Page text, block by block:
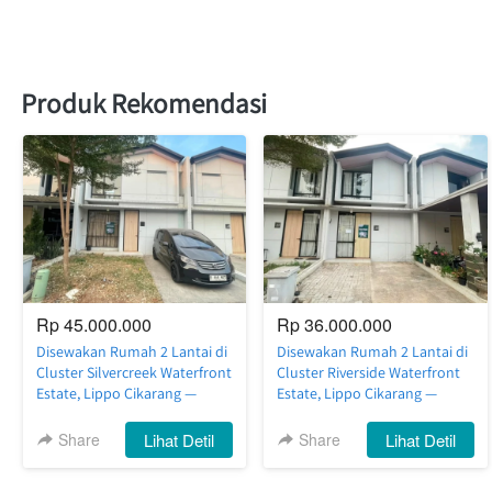
Produk Rekomendasi
Rp 45.000.000
Disewakan Rumah 2 Lantai di
Cluster Silvercreek Waterfront
Estate, Lippo Cikarang —
Share `Lihat Detil
Rp 36.000.000
Disewakan Rumah 2 Lantai di
Cluster Riverside Waterfront
Estate, Lippo Cikarang —
Share `Lihat Detil